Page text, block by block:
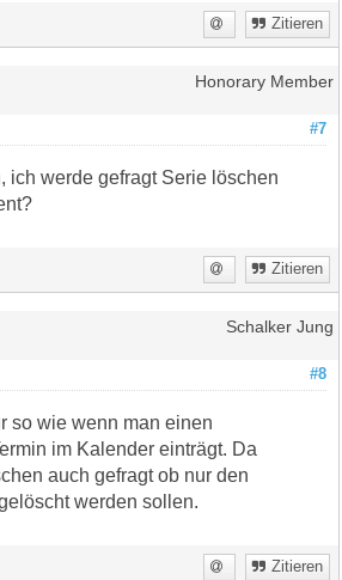
Zitieren
Honorary Member
#7
ich werde gefragt Serie löschen
Zitieren
Schalker Jung
#8
so wie wenn man einen
im Kalender einträgt. Da
auch gefragt ob nur den
werden sollen.
Zitieren